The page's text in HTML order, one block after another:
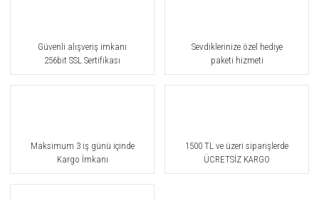
Güvenli alışveriş imkanı
256bit SSL Sertifikası
Sevdiklerinize özel hediye
paketi hizmeti
Maksimum 3 iş günü içinde
Kargo İmkanı
1500 TL ve üzeri siparişlerde
ÜCRETSİZ KARGO